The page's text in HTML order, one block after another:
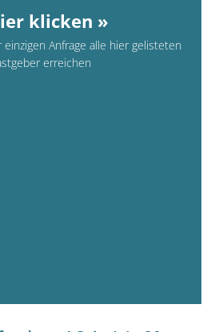
klicken »
Anfrage alle hier gelisteten
erreichen